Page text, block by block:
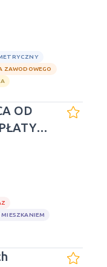
ZAWODOWEGO
OD
MIESZKANIEM